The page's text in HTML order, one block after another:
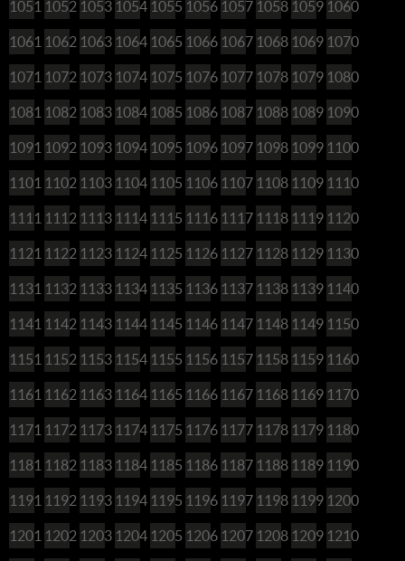
1051 1052 1053 1054 1055 1056 1057 1058 1059 1060
1061 1062 1063 1064 1065 1066 1067 1068 1069 1070
1071 1072 1073 1074 1075 1076 1077 1078 1079 1080
1081 1082 1083 1084 1085 1086 1087 1088 1089 1090
1091 1092 1093 1094 1095 1096 1097 1098 1099 1100
1101 1102 1103 1104 1105 1106 1107 1108 1109 1110
1111 1112 1113 1114 1115 1116 1117 1118 1119 1120
1121 1122 1123 1124 1125 1126 1127 1128 1129 1130
1131 1132 1133 1134 1135 1136 1137 1138 1139 1140
1141 1142 1143 1144 1145 1146 1147 1148 1149 1150
1151 1152 1153 1154 1155 1156 1157 1158 1159 1160
1161 1162 1163 1164 1165 1166 1167 1168 1169 1170
1171 1172 1173 1174 1175 1176 1177 1178 1179 1180
1181 1182 1183 1184 1185 1186 1187 1188 1189 1190
1191 1192 1193 1194 1195 1196 1197 1198 1199 1200
1201 1202 1203 1204 1205 1206 1207 1208 1209 1210